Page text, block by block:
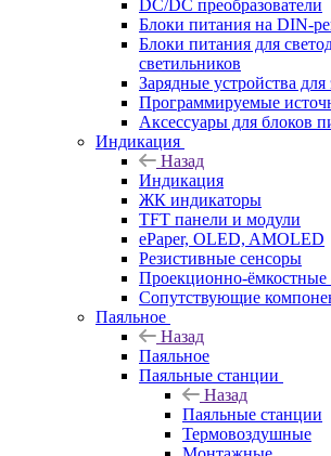
DC/DC преобразователи
Блоки питания на DIN-
Блоки питания для
светильников
Зарядные устройства для
Программируемые
Аксессуары для блоков
Индикация
Назад
Индикация
ЖК индикаторы
TFT панели и модули
ePaper, OLED, AMOLED
Резистивные сенсоры
Проекционно-ёмкостные
Сопутствующие
Паяльное
Назад
Паяльное
Паяльные станции
Назад
Паяльные станции
Термовоздушные